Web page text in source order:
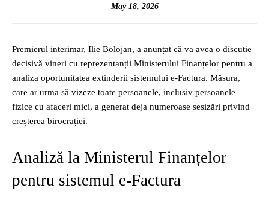
May 18, 2026
Premierul interimar, Ilie Bolojan, a anunțat că va avea o discuție
decisivă vineri cu reprezentanții Ministerului Finanțelor pentru a
analiza oportunitatea extinderii sistemului e-Factura. Măsura,
care ar urma să vizeze toate persoanele, inclusiv persoanele
fizice cu afaceri mici, a generat deja numeroase sesizări privind
creșterea birocrației.
Analiză la Ministerul Finanțelor
pentru sistemul e-Factura